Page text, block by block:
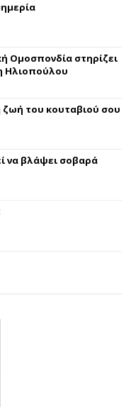
Ομοσπονδία στηρίζει
Ηλιοπούλου
ζωή του κουταβιού σου
να βλάψει σοβαρά